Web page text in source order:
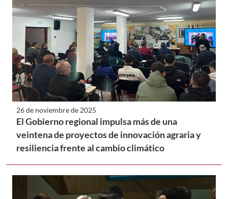
26 de noviembre de 2025
El Gobierno regional impulsa más de una
veintena de proyectos de innovación agraria y
resiliencia frente al cambio climático